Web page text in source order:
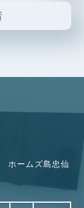
ホームズ島忠仙